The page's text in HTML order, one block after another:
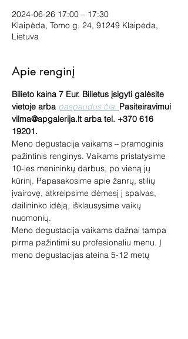
2024-06-26 17:00 – 17:30
Klaipėda, Tomo g. 24, 91249 Klaipėda,
Lietuva
Apie renginį
Bilieto kaina 7 Eur. Bilietus įsigyti galėsite
vietoje arba paspaudus čia. Pasiteiravimui
vilma@apgalerija.lt arba tel. +370 616
19201.
Meno degustacija vaikams – pramoginis
pažintinis renginys. Vaikams pristatysime
10-ies menininkų darbus, po vieną jų
kūrinį. Papasakosime apie žanrų, stilių
įvairovę, atkreipsime dėmesį į spalvas,
dailininko idėją, išklausysime vaikų
nuomonių.
Meno degustacija vaikams dažnai tampa
pirma pažintimi su profesionaliu menu. Į
meno degustacijas ateina 5-12 metų